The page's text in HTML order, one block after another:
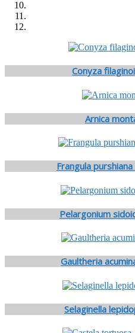
Conyza
Arnica
Frangula
Pelargonium
Gaultheria
Selaginella